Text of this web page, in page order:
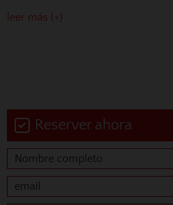
leer más (+)
Reserver ahora